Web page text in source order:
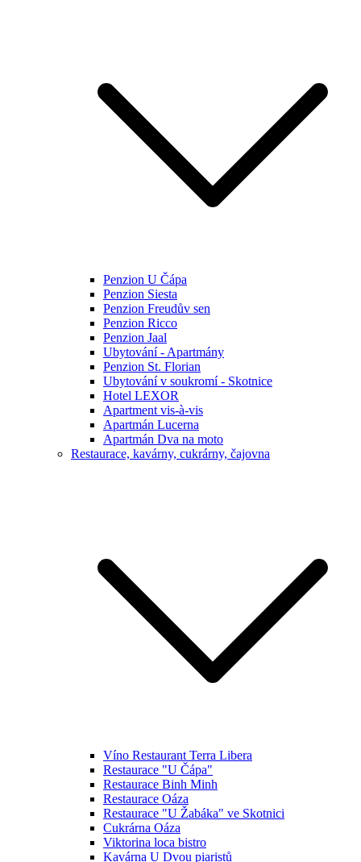
Penzion U Čápa
Penzion Siesta
Penzion Freudův sen
Penzion Ricco
Penzion Jaal
Ubytování - Apartmány
Penzion St. Florian
Ubytování v soukromí - Skotnice
Hotel LEXOR
Apartment vis-à-vis
Apartmán Lucerna
Apartmán Dva na moto
Restaurace, kavárny, cukrárny, čajovna
Víno Restaurant Terra Libera
Restaurace "U Čápa"
Restaurace Binh Minh
Restaurace Oáza
Restaurace "U Žabáka" ve Skotnici
Cukrárna Oáza
Viktorina loca bistro
Kavárna U Dvou piaristů